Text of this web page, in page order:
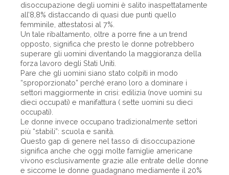
disoccupazione degli uomini è salito inaspettatamente
all’8,8% distaccando di quasi due punti quello
femminile, attestatosi al 7%.
Un tale ribaltamento, oltre a porre fine a un trend
opposto, significa che presto le donne potrebbero
superare gli uomini diventando la maggioranza della
forza lavoro degli Stati Uniti.
Pare che gli uomini siano stato colpiti in modo
“sproporzionato” perché erano loro a dominare i
settori maggiormente in crisi: edilizia (nove uomini su
dieci occupati) e manifattura ( sette uomini su dieci
occupati).
Le donne invece occupano tradizionalmente settori
più “stabili”: scuola e sanità.
Questo gap di genere nel tasso di disoccupazione
significa anche che oggi molte famiglie americane
vivono esclusivamente grazie alle entrate delle donne
e siccome le donne guadagnano mediamente il 20%